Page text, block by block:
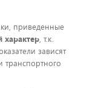
приведенные
характер, т.к.
зависят
транспортного